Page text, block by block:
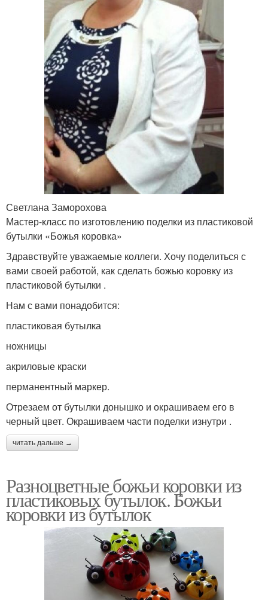
Светлана Заморохова
Мастер-класс по изготовлению поделки из пластиковой
бутылки «Божья коровка»
Здравствуйте уважаемые коллеги. Хочу поделиться с
вами своей работой, как сделать божью коровку из
пластиковой бутылки .
Нам с вами понадобится:
пластиковая бутылка
ножницы
акриловые краски
перманентный маркер.
Отрезаем от бутылки донышко и окрашиваем его в
черный цвет. Окрашиваем части поделки изнутри .
читать дальше →
Разноцветные божьи коровки из
пластиковых бутылок. Божьи
коровки из бутылок